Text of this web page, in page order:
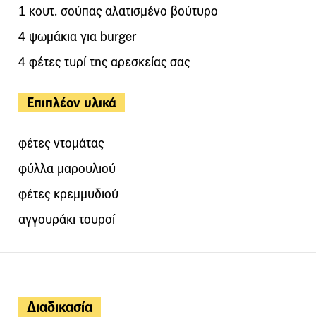
1 κουτ. σούπας αλατισμένο βούτυρο
4 ψωμάκια για burger
4 φέτες τυρί της αρεσκείας σας
Επιπλέον υλικά
φέτες ντομάτας
φύλλα μαρουλιού
φέτες κρεμμυδιού
αγγουράκι τουρσί
Διαδικασία